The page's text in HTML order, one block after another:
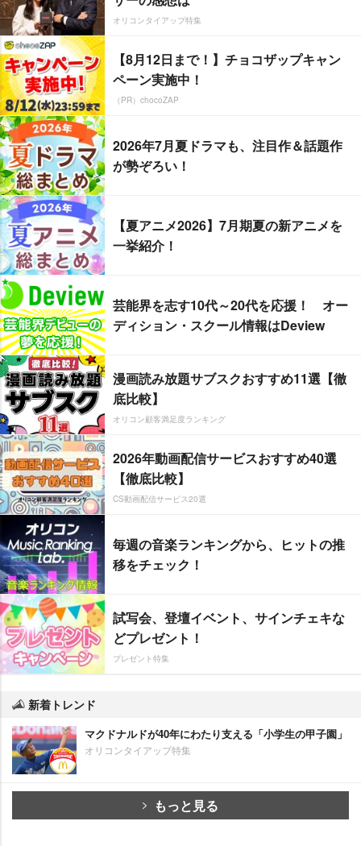
オリコンタイアップ特集
【8月12日まで！】チョコザップキャン
ペーン実施中！
（PR）chocoZAP
2026年7月夏ドラマも、注目作＆話題作
が勢ぞろい！
【夏アニメ2026】7月期夏の新アニメを
一挙紹介！
芸能界を志す10代～20代を応援！ オー
ディション・スクール情報はDeview
漫画読み放題サブスクおすすめ11選【徹
底比較】
オリコン顧客満足度ランキング
2026年動画配信サービスおすすめ40選
【徹底比較】
CS動画配信サービス20選
毎週の音楽ランキングから、ヒットの推
移をチェック！
試写会、登壇イベント、サインチェキな
どプレゼント！
プレゼント特集
新着トレンド
マクドナルドが40年にわたり支える「小学生の甲子園」
オリコンタイアップ特集
もっと見る